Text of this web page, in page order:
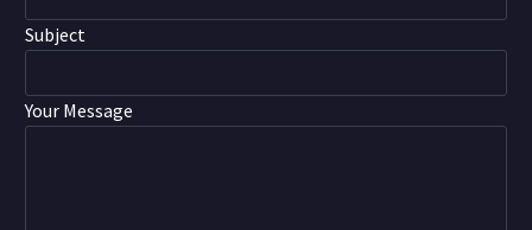
Subject
Your Message